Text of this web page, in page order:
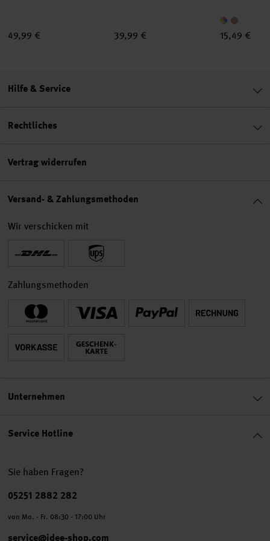
49,99 € 39,99 € 15,49 €
Service Hotline
Sie haben Fragen?
Telefonnummer
05251 2882 282
von Mo. - Fr. 08:30 - 17:00 Uhr
service@idee-shop.com
Hilfe & Service
Rechtliches
Vertrag widerrufen
Versand- & Zahlungsmethoden
Wir verschicken mit
Zahlungsmethoden
Unternehmen